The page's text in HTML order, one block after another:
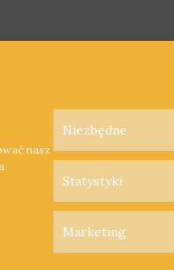
nasz
Niezbędne
Statystyki
Marketing